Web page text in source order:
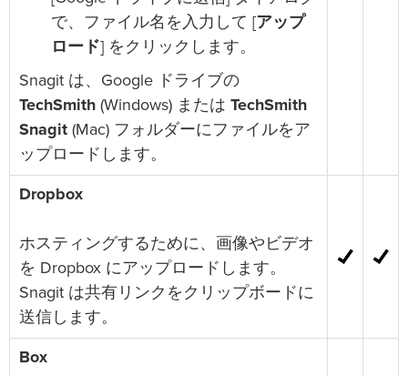
で、ファイル名を入力して [アップ
ロード] をクリックします。
Snagit は、Google ドライブの
TechSmith (Windows) または TechSmith
Snagit (Mac) フォルダーにファイルをア
ップロードします。
Dropbox
ホスティングするために、画像やビデオ
を Dropbox にアップロードします。
Snagit は共有リンクをクリップボードに
送信します。
Box